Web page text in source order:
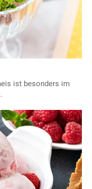
ist besonders im